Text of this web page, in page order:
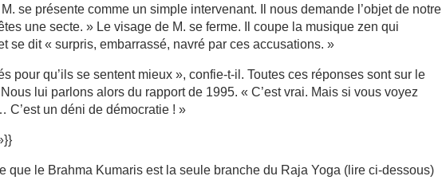
se présente comme un simple intervenant. Il nous demande l’objet de notre
une secte. » Le visage de M. se ferme. Il coupe la musique zen qui
se dit « surpris, embarrassé, navré par ces accusations. »
pour qu’ils se sentent mieux », confie-t-il. Toutes ces réponses sont sur le
lui parlons alors du rapport de 1995. « C’est vrai. Mais si vous voyez
un déni de démocratie ! »
que le Brahma Kumaris est la seule branche du Raja Yoga (lire ci-dessous)